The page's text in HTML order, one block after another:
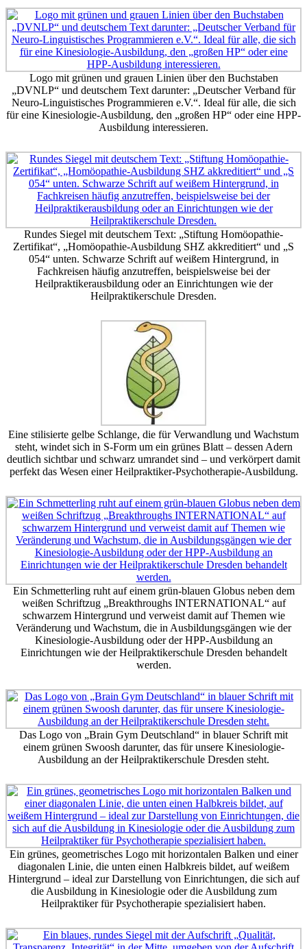
Logo mit grünen und grauen Linien über den Buchstaben
„DVNLP“ und deutschem Text darunter: „Deutscher Verband für
Neuro-Linguistisches Programmieren e.V.“. Ideal für alle, die sich
für eine Kinesiologie-Ausbildung, den „großen HP“ oder eine HPP-
Ausbildung interessieren.
Rundes Siegel mit deutschem Text: „Stiftung Homöopathie-
Zertifikat“, „Homöopathie-Ausbildung SHZ akkreditiert“ und „S
054“ unten. Schwarze Schrift auf weißem Hintergrund, in
Fachkreisen häufig anzutreffen, beispielsweise bei der
Heilpraktikerausbildung oder an Einrichtungen wie der
Heilpraktikerschule Dresden.
Eine stilisierte gelbe Schlange, die für Verwandlung und Wachstum
steht, windet sich in S-Form um ein grünes Blatt – dessen Adern
deutlich sichtbar und schwarz umrandet sind – und verkörpert damit
perfekt das Wesen einer Heilpraktiker-Psychotherapie-Ausbildung.
Ein Schmetterling ruht auf einem grün-blauen Globus neben dem
weißen Schriftzug „Breakthroughs INTERNATIONAL“ auf
schwarzem Hintergrund und verweist damit auf Themen wie
Veränderung und Wachstum, die in Ausbildungsgängen wie der
Kinesiologie-Ausbildung oder der HPP-Ausbildung an
Einrichtungen wie der Heilpraktikerschule Dresden behandelt
werden.
Das Logo von „Brain Gym Deutschland“ in blauer Schrift mit
einem grünen Swoosh darunter, das für unsere Kinesiologie-
Ausbildung an der Heilpraktikerschule Dresden steht.
Ein grünes, geometrisches Logo mit horizontalen Balken und einer
diagonalen Linie, die unten einen Halbkreis bildet, auf weißem
Hintergrund – ideal zur Darstellung von Einrichtungen, die sich auf
die Ausbildung in Kinesiologie oder die Ausbildung zum
Heilpraktiker für Psychotherapie spezialisiert haben.